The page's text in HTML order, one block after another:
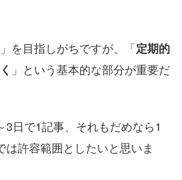
」を目指しがちですが、「定期的
」という基本的な部分が重要だ
日で1記事、それもだめなら1
許容範囲としたいと思いま